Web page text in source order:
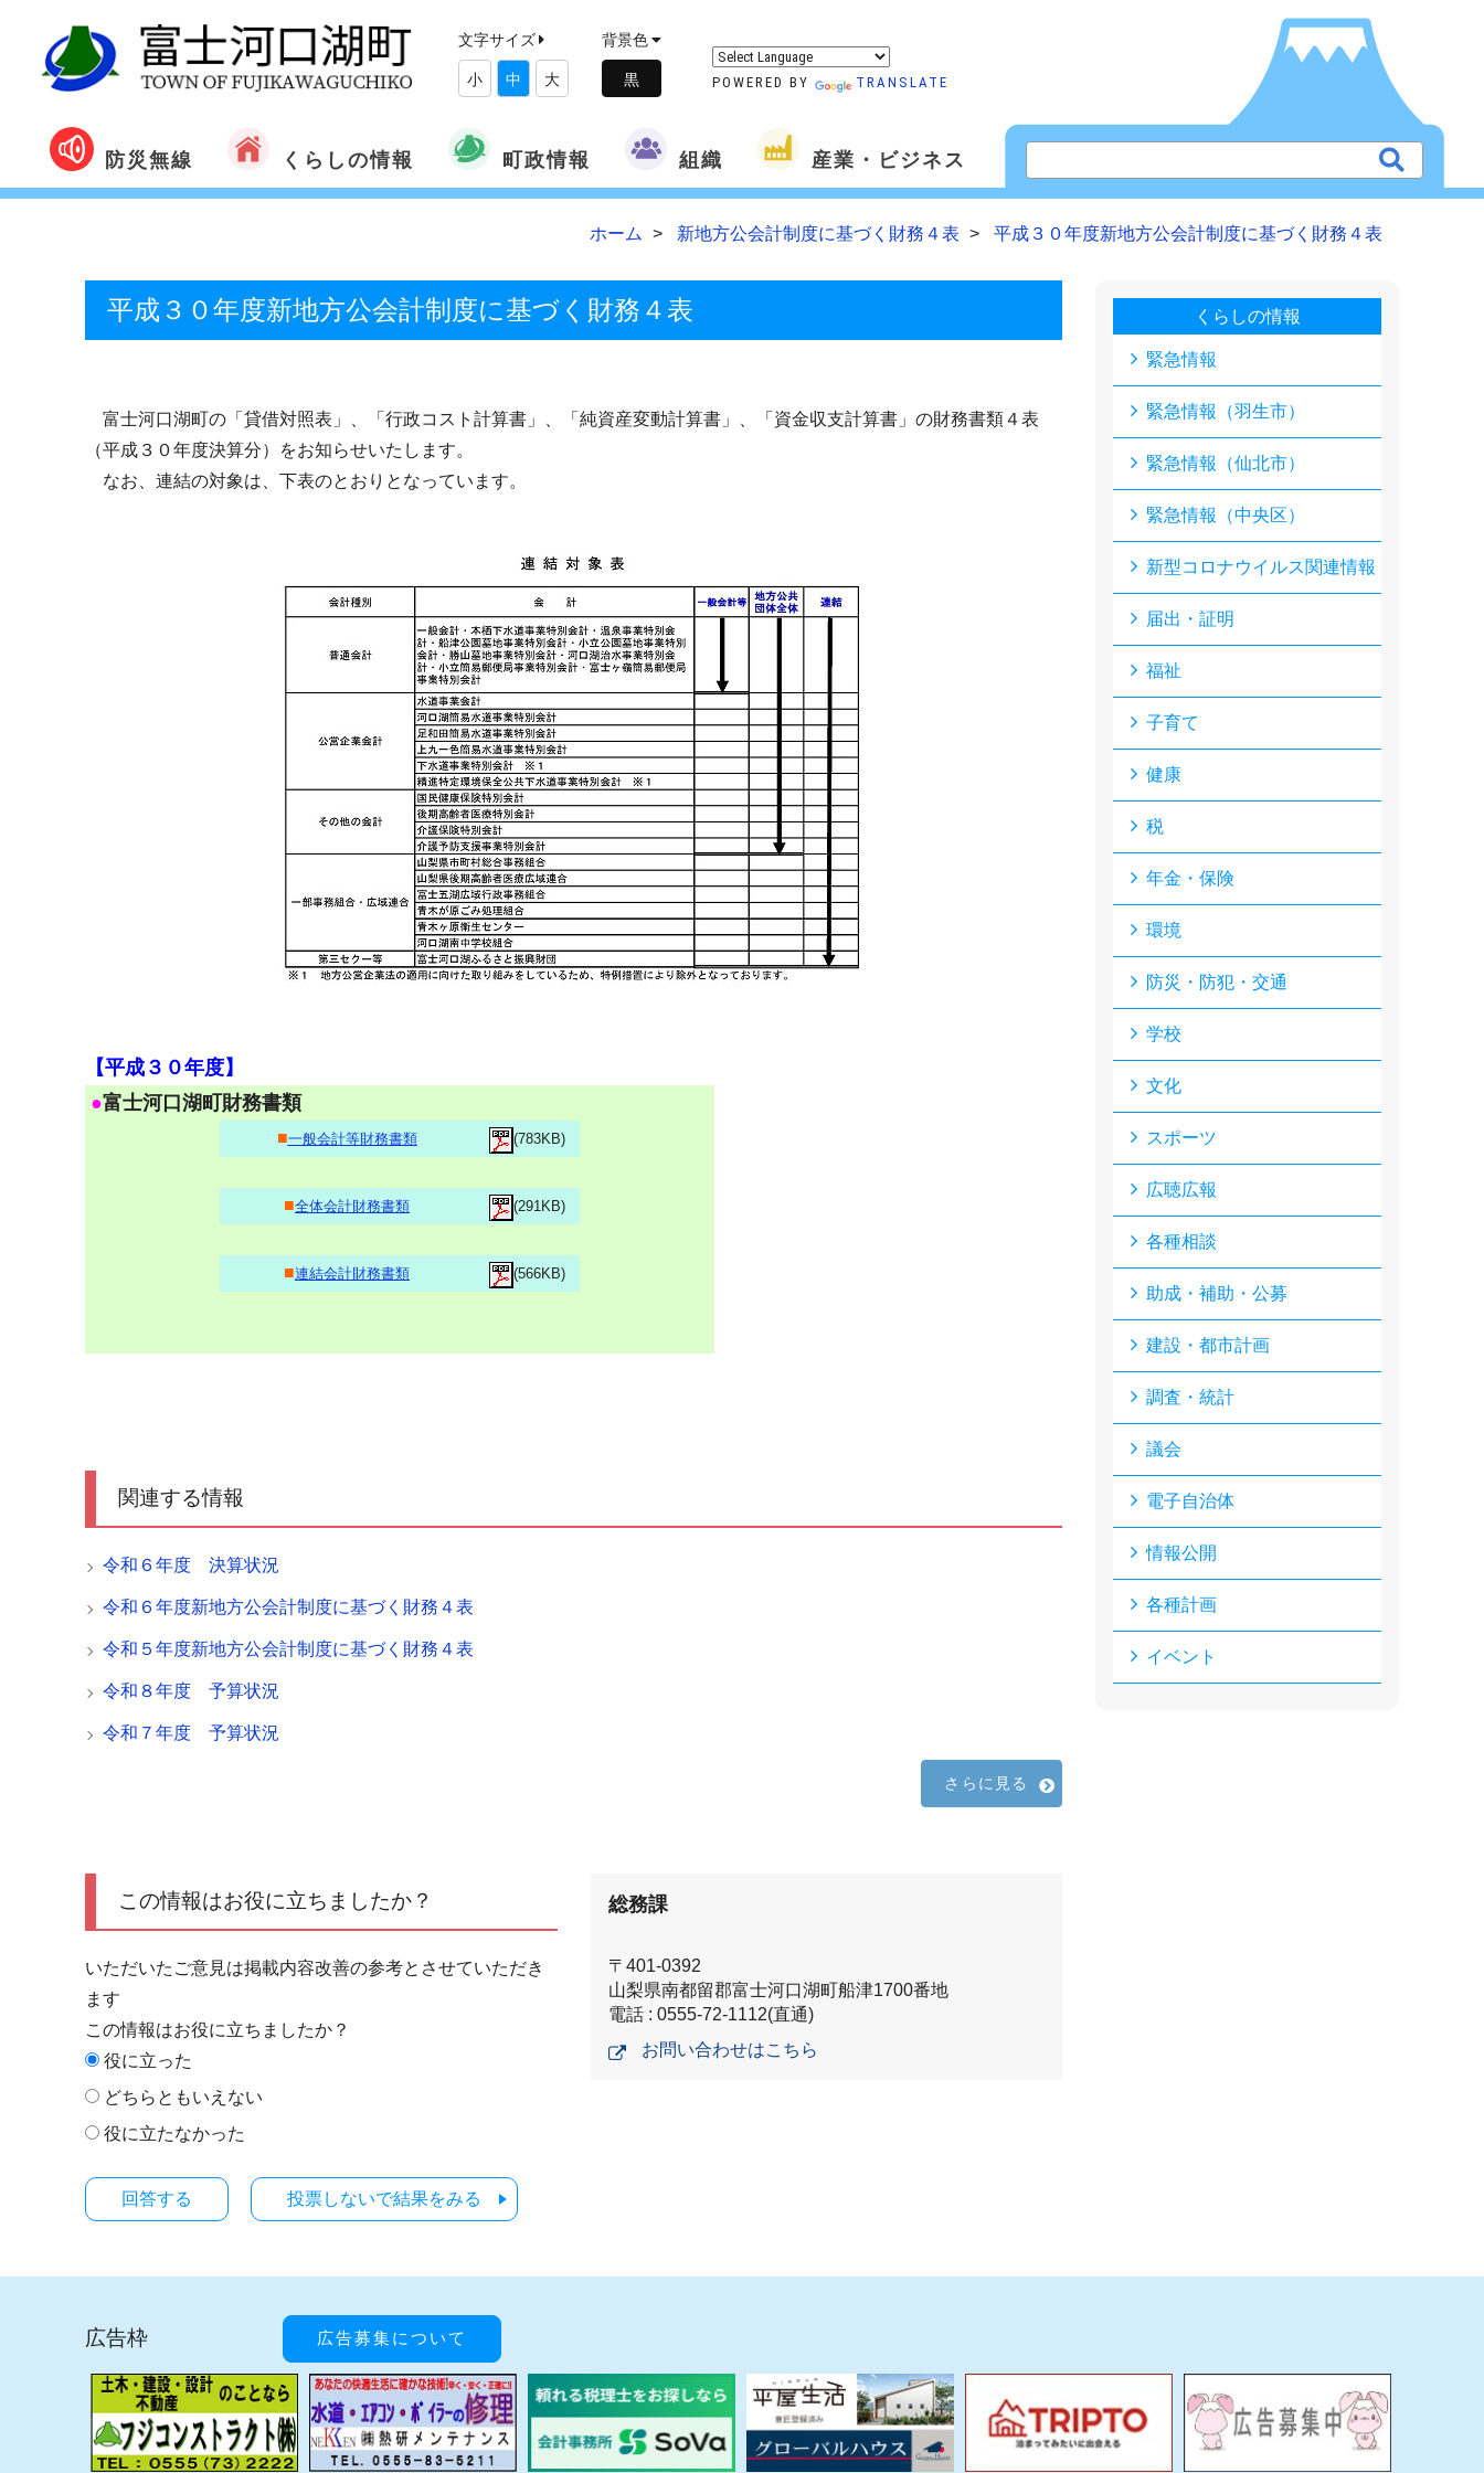
文字サイズ
小 中 大
背景色
POWERED BY TRANSLATE
防災無線 くらしの情報 町政情報 組織 産業・ビジネス
ホーム 新地方公会計制度に基づく財務４表 平成３０年度新地方公会計制度に基づく財務４表
平成３０年度新地方公会計制度に基づく財務４表
富士河口湖町の「貸借対照表」、「行政コスト計算書」、「純資産変動計算書」、「資金収支計算書」の財務書類４表
（平成３０年度決算分）をお知らせいたします。
なお、 連結の対象は、下表のとおりとなっています。
【平成３０年度】
●富士河口湖町財務書類
■一般会計等財務書類 (783KB)
■全体会計財務書類 (291KB)
■連結会計財務書類 (566KB)
関連する情報
令和６年度 決算状況
令和６年度新地方公会計制度に基づく財務４表
令和５年度新地方公会計制度に基づく財務４表
令和８年度 予算状況
令和７年度 予算状況
さらに見る
この情報はお役に立ちましたか？
いただいたご意見は掲載内容改善の参考とさせていただき
ます
この情報はお役に立ちましたか？
役に立った
どちらともいえない
役に立たなかった
投票しないで結果をみる
総務課
〒401-0392
山梨県南都留郡富士河口湖町船津1700番地
電話 : 0555-72-1112(直通)
お問い合わせはこちら
くらしの情報
緊急情報
緊急情報（羽生市）
緊急情報（仙北市）
緊急情報（中央区）
新型コロナウイルス関連情報
届出・証明
福祉
子育て
健康
税
年金・保険
環境
防災・防犯・交通
学校
文化
スポーツ
広聴広報
各種相談
助成・補助・公募
建設・都市計画
調査・統計
議会
電子自治体
情報公開
各種計画
イベント
広告枠 広告募集について